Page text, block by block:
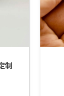
制